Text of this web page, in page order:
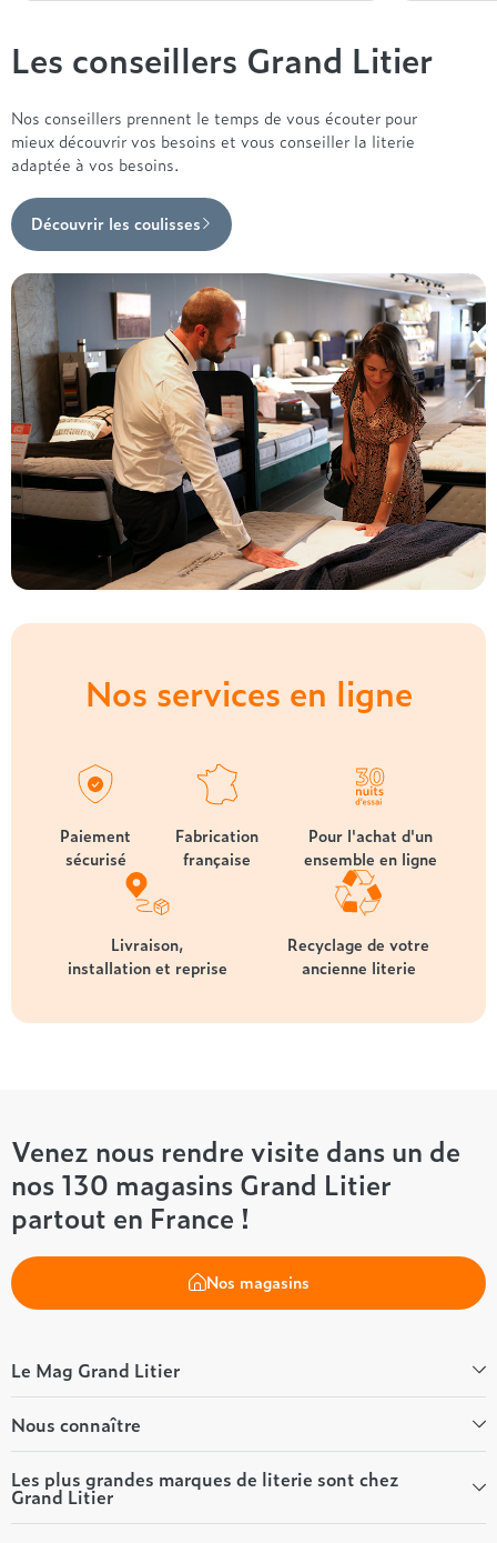
Les conseillers Grand Litier
Nos conseillers prennent le temps de vous écouter pour
mieux découvrir vos besoins et vous conseiller la literie
adaptée à vos besoins.
Découvrir les coulisses
Nos services en ligne
Paiement
sécurisé
Fabrication
française
Pour l'achat d'un
ensemble en ligne
Livraison,
installation et reprise
Recyclage de votre
ancienne literie
Venez nous rendre visite dans un de
nos 130 magasins Grand Litier
partout en France !
Nos magasins
Le Mag Grand Litier
Bien-être
Conseils literie
Tous les articles du Mag
Tous nos guides
Nous connaître
Qui sommes-nous ?
Nos valeurs
Nos engagements
Les plus grandes marques de literie sont chez
Grand Litier